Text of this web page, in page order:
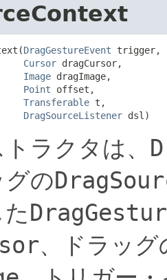
DragGestureEvent trigger,
Cursor dragCursor,
Image dragImage,
Point offset,
Transferable t,
DragSourceListener dsl)
ラクタは、
グの
、ドラッ